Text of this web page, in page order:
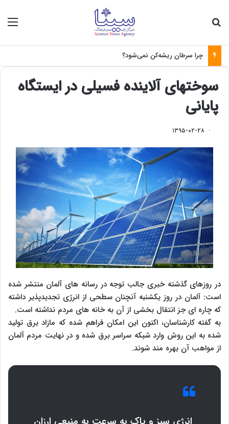
چرا سرطان ریشه‌کن نمی‌شود؟
سوختهای آلاینده فسیلی در ایستگاه
پایانی
۱۳۹۵-۰۲-۲۸
در روزهای گذشته خبری جالب توجه در رسانه های آلمان منتشر شده
است: آلمان در روز یکشنبه آنچنان سطحی از انرژی تجدیدپذیر داشته
که چاره ای جز انتقال بخشی از آن به خانه های مردم نداشته است.
به گفته کارشناسان، اکنون این امکان فراهم شده که مازاد برق تولید
شده به این روش وارد شبکه سراسر برق شده و در نهایت مردم آلمان
از مواهب آن بهره مند شوند.